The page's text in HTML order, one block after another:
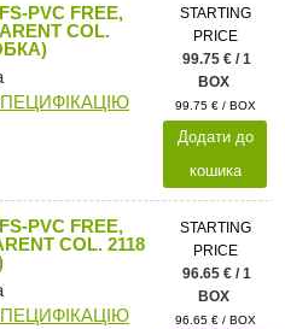
PVC FREE,
COL.
STARTING
PRICE
99.75 € / 1
BOX
99.75 € / BOX
Додати до
кошика
PVC FREE,
COL. 2118
STARTING
PRICE
96.65 € / 1
BOX
96.65 € / BOX